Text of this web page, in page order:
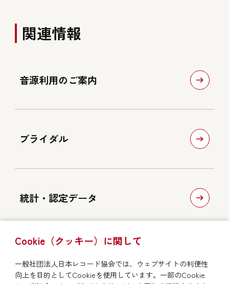
関連情報
音源利用のご案内
ブライダル
統計・認定データ
関連サイト
Cookie（クッキー）に関して
一般社団法人日本レコード協会では、ウェブサイトの利便性
向上を目的としてCookieを使用しています。一部のCookie